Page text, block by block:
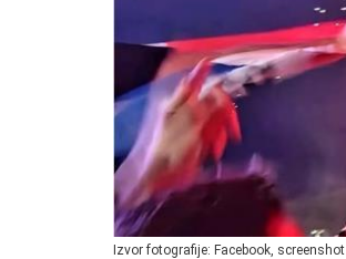
Izvor fotografije: Facebook, screenshot